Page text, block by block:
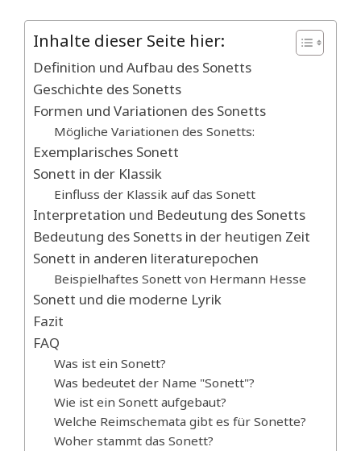
Inhalte dieser Seite hier:
Definition und Aufbau des Sonetts
Geschichte des Sonetts
Formen und Variationen des Sonetts
Mögliche Variationen des Sonetts:
Exemplarisches Sonett
Sonett in der Klassik
Einfluss der Klassik auf das Sonett
Interpretation und Bedeutung des Sonetts
Bedeutung des Sonetts in der heutigen Zeit
Sonett in anderen literaturepochen
Beispielhaftes Sonett von Hermann Hesse
Sonett und die moderne Lyrik
Fazit
FAQ
Was ist ein Sonett?
Was bedeutet der Name "Sonett"?
Wie ist ein Sonett aufgebaut?
Welche Reimschemata gibt es für Sonette?
Woher stammt das Sonett?